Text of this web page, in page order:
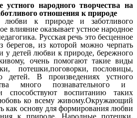
народного творчества на
отношения к природе
любви к природе и заботливого
влияние оказывает устное народное
Русская речь это бесценное
берегов, из которой можно черпать
у детей любви к природе, бережного
очень помогают такие виды
потешки,поговорки, пословицы,
детей. В произведениях устного
много познавательного и
способствуют воспитанию таких
ко всему живому.Окружающий
как основу для формирования любви
к природе. Народные потешки,